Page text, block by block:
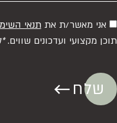
אני מאשר/ת את תנאי
תוכן מקצועי ועדכונים שווים.
שלח